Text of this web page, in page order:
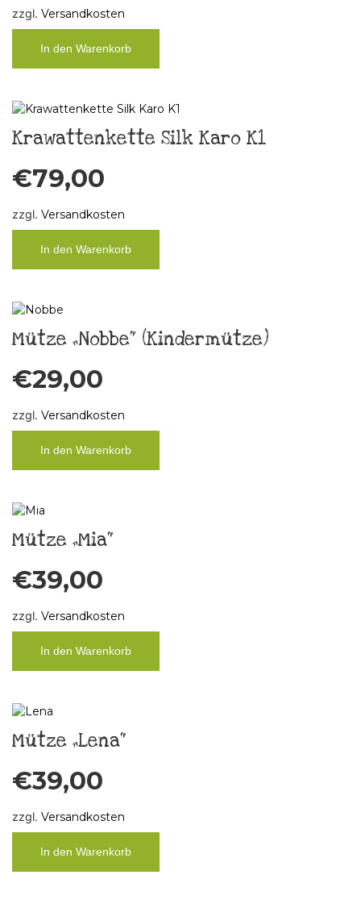
zzgl. Versandkosten
In den Warenkorb
Krawattenkette Silk Karo K1
€79,00
zzgl. Versandkosten
In den Warenkorb
Mütze „Nobbe“ (Kindermütze)
€29,00
zzgl. Versandkosten
In den Warenkorb
Mütze „Mia“
€39,00
zzgl. Versandkosten
In den Warenkorb
Mütze „Lena“
€39,00
zzgl. Versandkosten
In den Warenkorb